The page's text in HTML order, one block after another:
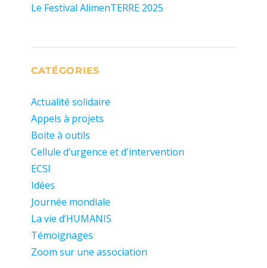
Le Festival AlimenTERRE 2025
CATÉGORIES
Actualité solidaire
Appels à projets
Boite à outils
Cellule d’urgence et d'intervention
ECSI
Idées
Journée mondiale
La vie d’HUMANIS
Témoignages
Zoom sur une association